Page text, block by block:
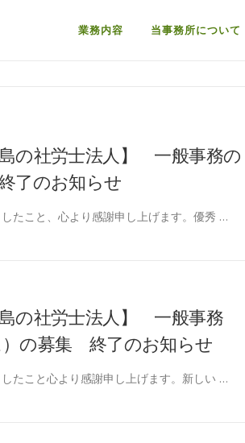
業務内容 当事務所について
の社労士法人】 一般事務の
のお知らせ
したこと、心より感謝申し上げます。優秀 …
の社労士法人】 一般事務
）の募集 終了のお知らせ
したこと心より感謝申し上げます。新しい …